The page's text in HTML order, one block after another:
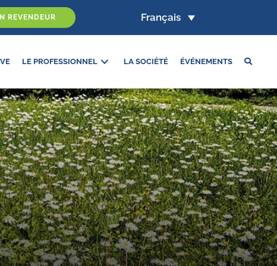
REVENDEUR Français
LE PROFESSIONNEL LA SOCIÉTÉ ÉVÉNEMENTS